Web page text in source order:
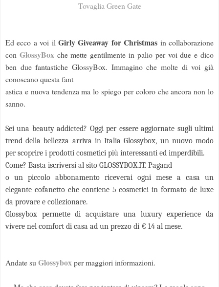
Tovaglia Green Gate
Ed ecco a voi il Girly Giveaway for Christmas in collaborazione
con GlossyBox che mette gentilmente in palio per voi due e dico
ben due fantastiche GlossyBox. Immagino che molte di voi già
conoscano questa fant
astica e nuova tendenza ma lo spiego per coloro che ancora non lo
sanno.
Sei una beauty addicted? Oggi per essere aggiornate sugli ultimi
trend della bellezza arriva in Italia Glossybox, un nuovo modo
per scoprire i prodotti cosmetici più interessanti ed imperdibili.
Come? Basta iscriversi al sito GLOSSYBOX.IT. Pagand
o un piccolo abbonamento riceverai ogni mese a casa un
elegante cofanetto che contiene 5 cosmetici in formato de luxe
da provare e collezionare.
Glossybox permette di acquistare una luxury experience da
vivere nel comfort di casa ad un prezzo di € 14 al mese.
Andate suGlossyboxper maggiori informazioni.